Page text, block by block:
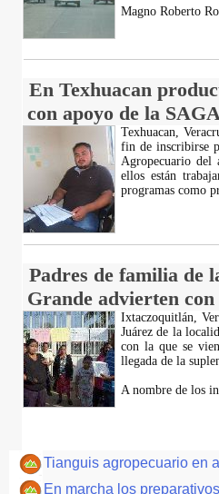
Magno Roberto
En Texhuacan
con apoyo de la
Texhuacan,
fin de inscribirse
Agropecuario del
ellos están
programas como
Padres de familia de
Grande advierten
Ixtaczoquitlán,
Juárez de la
con la que se
llegada de la
A nombre de los
Tianguis agropecuario en
En marcha los